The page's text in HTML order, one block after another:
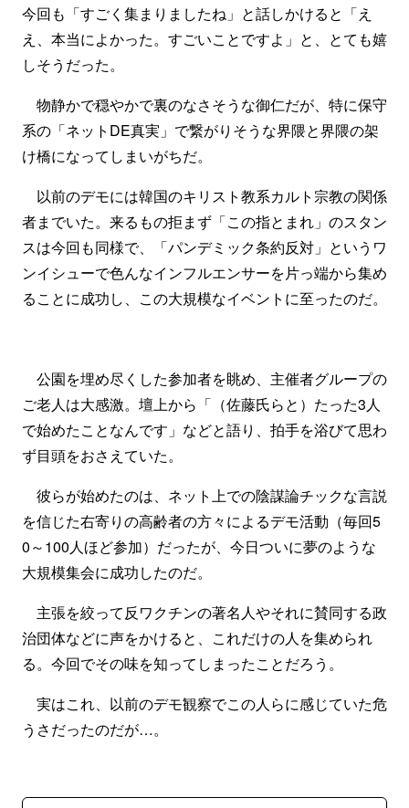
今回も「すごく集まりましたね」と話しかけると「え
え、本当によかった。すごいことですよ」と、とても嬉
しそうだった。
物静かで穏やかで裏のなさそうな御仁だが、特に保守
系の「ネットDE真実」で繋がりそうな界隈と界隈の架
け橋になってしまいがちだ。
以前のデモには韓国のキリスト教系カルト宗教の関係
者までいた。来るもの拒まず「この指とまれ」のスタン
スは今回も同様で、「パンデミック条約反対」というワ
ンイシューで色んなインフルエンサーを片っ端から集め
ることに成功し、この大規模なイベントに至ったのだ。
公園を埋め尽くした参加者を眺め、主催者グループの
ご老人は大感激。壇上から「（佐藤氏らと）たった3人
で始めたことなんです」などと語り、拍手を浴びて思わ
ず目頭をおさえていた。
彼らが始めたのは、ネット上での陰謀論チックな言説
を信じた右寄りの高齢者の方々によるデモ活動（毎回5
0～100人ほど参加）だったが、今日ついに夢のような
大規模集会に成功したのだ。
主張を絞って反ワクチンの著名人やそれに賛同する政
治団体などに声をかけると、これだけの人を集められ
る。今回でその味を知ってしまったことだろう。
実はこれ、以前のデモ観察でこの人らに感じていた危
うさだったのだが…。